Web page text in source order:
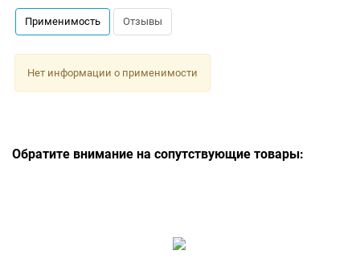
Применимость Отзывы
Нет информации о применимости
Обратите внимание на сопутствующие товары: